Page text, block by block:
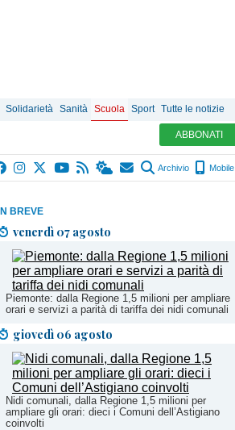
Solidarietà Sanità Scuola Sport Tutte le notizie
ABBONATI
Archivio Mobile
IN BREVE
venerdì 07 agosto
Piemonte: dalla Regione 1,5 milioni per ampliare
orari e servizi a parità di tariffa dei nidi comunali
giovedì 06 agosto
Nidi comunali, dalla Regione 1,5 milioni per
ampliare gli orari: dieci i Comuni dell’Astigiano
coinvolti